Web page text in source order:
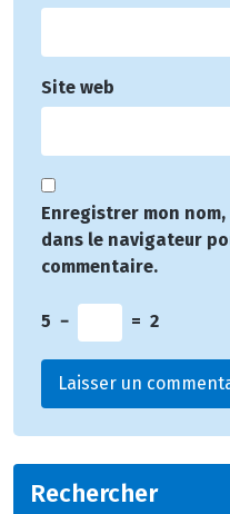
Site web
Enregistrer mon
dans le navigateur
commentaire.
5 − = 2
Rechercher